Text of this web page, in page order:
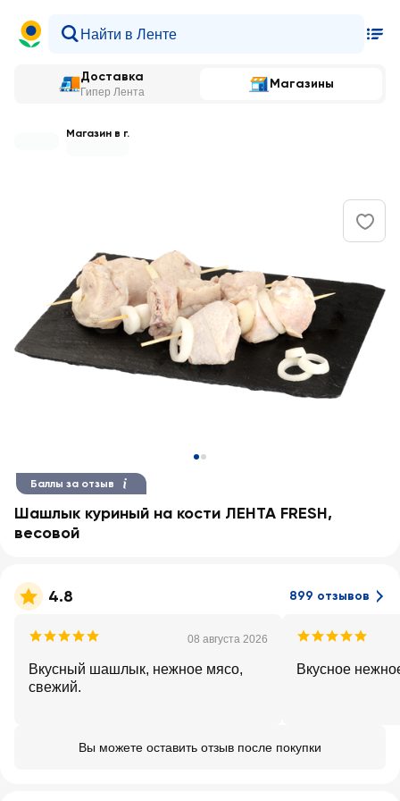
Доставка
Гипер Лента
Магазины
Магазин в г.
Баллы за отзыв
Шашлык куриный на кости ЛЕНТА FRESH,
весовой
4.8 899 отзывов
08 августа 2026
Вкусный шашлык, нежное мясо,
свежий.
Вкусное
Вы можете оставить отзыв после покупки